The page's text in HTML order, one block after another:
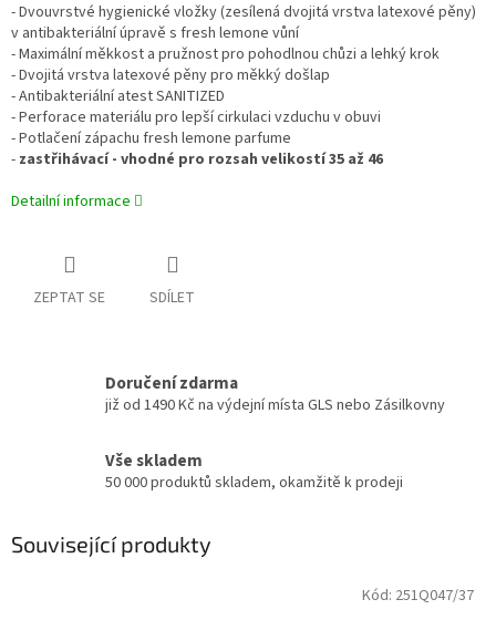
- Dvouvrstvé hygienické vložky (zesílená dvojitá vrstva latexové pěny)
v antibakteriální úpravě s fresh lemone vůní
- Maximální měkkost a pružnost pro pohodlnou chůzi a lehký krok
- Dvojitá vrstva latexové pěny pro měkký došlap
- Antibakteriální atest SANITIZED
- Perforace materiálu pro lepší cirkulaci vzduchu v obuvi
- Potlačení zápachu fresh lemone parfume
- zastřihávací - vhodné pro rozsah velikostí 35 až 46
Detailní informace
ZEPTAT SE SDÍLET
Doručení zdarma
již od 1490 Kč na výdejní místa GLS nebo Zásilkovny
Vše skladem
50 000 produktů skladem, okamžitě k prodeji
Související produkty
Kód: 251Q047/37